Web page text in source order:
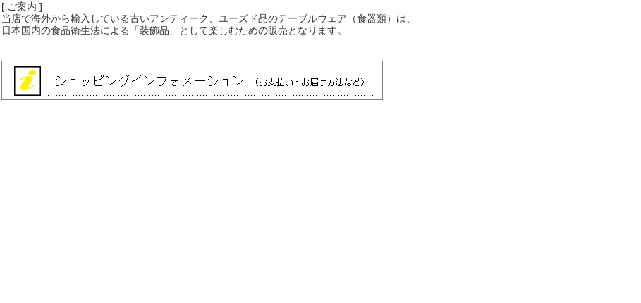
[ ご案内 ]
当店で海外から輸入している古いアンティーク、ユーズド品のテーブルウェア（食器類）は、
日本国内の食品衛生法による「装飾品」として楽しむための販売となります。